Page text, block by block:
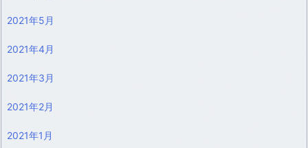
2021年5月
2021年4月
2021年3月
2021年2月
2021年1月